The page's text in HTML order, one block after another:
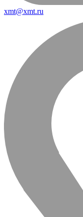
xmt@xmt.ru